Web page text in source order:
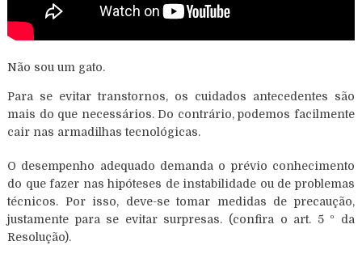
Não sou um gato.
Para se evitar transtornos, os cuidados antecedentes são
mais do que necessários. Do contrário, podemos facilmente
cair nas armadilhas tecnológicas.
O desempenho adequado demanda o prévio conhecimento
do que fazer nas hipóteses de instabilidade ou de problemas
técnicos. Por isso, deve-se tomar medidas de precaução,
justamente para se evitar surpresas. (confira o art. 5 º da
Resolução).